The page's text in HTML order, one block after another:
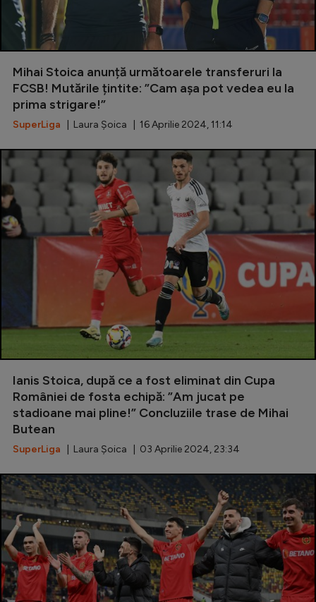
Mihai Stoica anunță următoarele transferuri la
FCSB! Mutările țintite: ”Cam aşa pot vedea eu la
prima strigare!”
SuperLiga | Laura Șoica | 16 Aprilie 2024, 11:14
Ianis Stoica, după ce a fost eliminat din Cupa
României de fosta echipă: ”Am jucat pe
stadioane mai pline!” Concluziile trase de Mihai
Butean
SuperLiga | Laura Șoica | 03 Aprilie 2024, 23:34